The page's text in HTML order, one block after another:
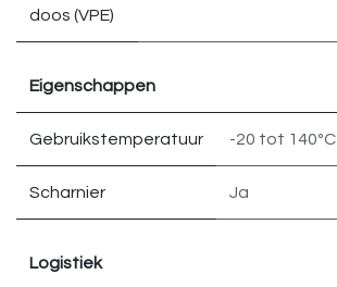
doos (VPE)
Eigenschappen
Gebruikstemperatuur -20 tot 140ºC
Scharnier Ja
Logistiek